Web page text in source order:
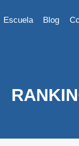
Escuela Blog